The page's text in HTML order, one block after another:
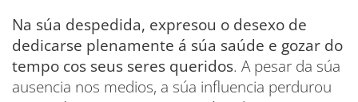
Na súa despedida, expresou o desexo de
dedicarse plenamente á súa saúde e gozar do
tempo cos seus seres queridos. A pesar da súa
ausencia nos medios, a súa influencia perdurou